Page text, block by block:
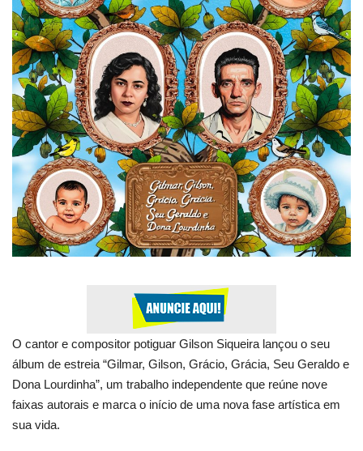
Geral
O cantor e compositor potiguar Gilson Siqueira lançou o seu
álbum de estreia “Gilmar, Gilson, Grácio, Grácia, Seu Geraldo e
Dona Lourdinha”, um trabalho independente que reúne nove
faixas autorais e marca o início de uma nova fase artística em
sua vida.